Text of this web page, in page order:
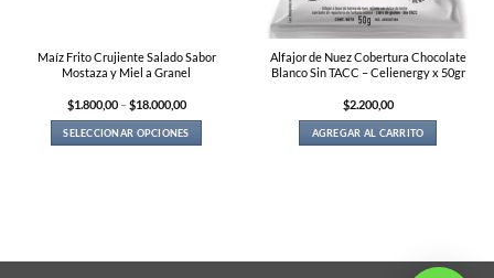
Maíz Frito Crujiente Salado Sabor
Mostaza y Miel a Granel
$1.800,00 –$18.000,00Price
$1.800,00
through
SELECCIONAR OPCIONES
options
Alfajor de Nuez Cobertura Chocolate
Blanco Sin TACC – Celienergy x 50gr
$2.200,00
AGREGAR AL CARRITO